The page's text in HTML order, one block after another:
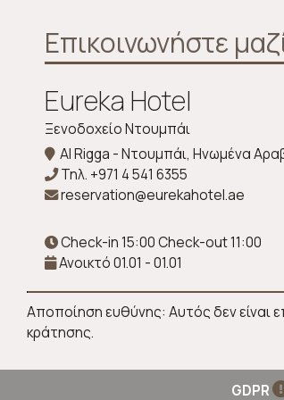
Επικοινωνήστε
Eureka Hotel
Ξενοδοχείο Ντουμπάι
Al Rigga - Ντουμπάι, Ηνωμένα
Τηλ. +971 4 541 6355
reservation@eurekahotel.ae
Check-in 15:00 Check-out 11:00
Ανοικτό 01.01 - 01.01
Αποποίηση ευθύνης: Αυτός δεν είναι
κράτησης.
GDPR